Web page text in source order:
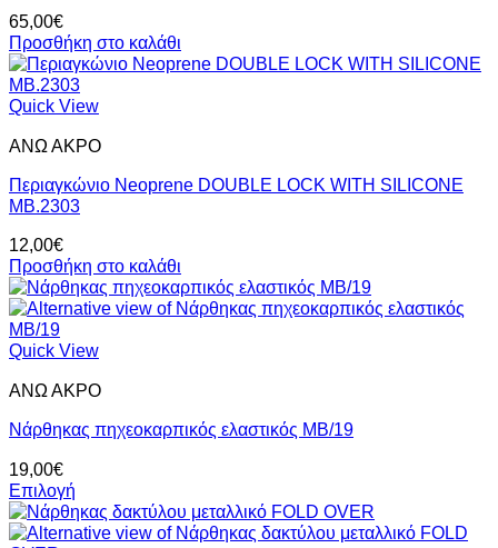
65,00€
Προσθήκη στο καλάθι
Quick View
ΑΝΩ ΑΚΡΟ
Περιαγκώνιο Neoprene DOUBLE LOCK WITH SILICONE
ΜΒ.2303
12,00€
Προσθήκη στο καλάθι
Quick View
ΑΝΩ ΑΚΡΟ
Νάρθηκας πηχεοκαρπικός ελαστικός ΜΒ/19
19,00€
Επιλογή
Αυτό
το